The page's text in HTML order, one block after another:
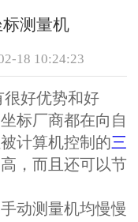
测量机
18 10:24:23
好优势和好
标厂商都在向自
计算机控制的三
，而且还可以节
动测量机均慢慢